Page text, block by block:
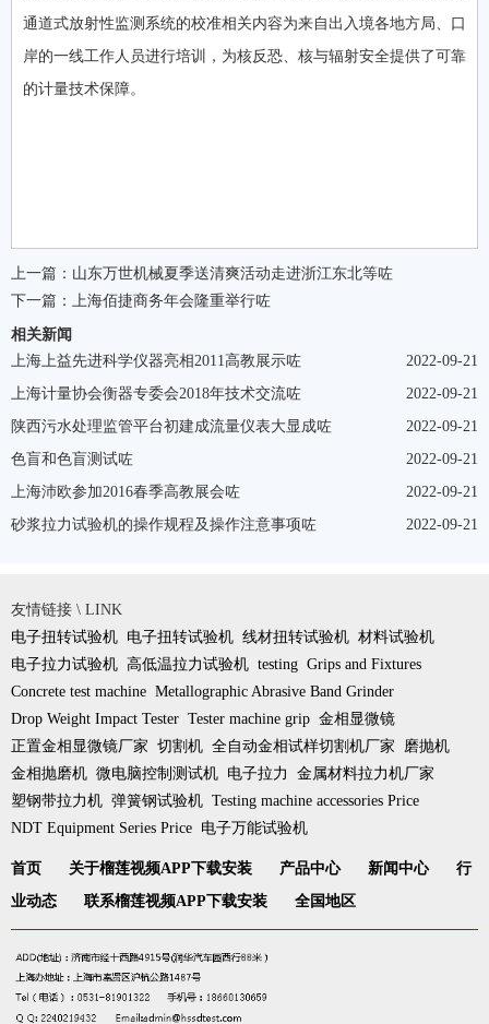
通道式放射性监测系统的校准相关内容为来自出入境各地方局、口
岸的一线工作人员进行培训，为核反恐、核与辐射安全提供了可靠
的计量技术保障。
上一篇： 山东万世机械夏季送清爽活动走进浙江东北等咗
下一篇：
上海佰捷商务年会隆重举行咗
相关新闻
2022-09-21
上海上益先进科学仪器亮相2011高教展示咗
2022-09-21
上海计量协会衡器专委会2018年技术交流咗
2022-09-21
陕西污水处理监管平台初建成流量仪表大显成咗
2022-09-21
色盲和色盲测试咗
2022-09-21
上海沛欧参加2016春季高教展会咗
2022-09-21
砂浆拉力试验机的操作规程及操作注意事项咗
友情链接 \ LINK
电子扭转试验机 电子扭转试验机 线材扭转试验机 材料试验机
电子拉力试验机 高低温拉力试验机 testing Grips and Fixtures
Concrete test machine Metallographic Abrasive Band Grinder
Drop Weight Impact Tester Tester machine grip 金相显微镜
正置金相显微镜厂家 切割机 全自动金相试样切割机厂家
磨抛机
金相抛磨机 微电脑控制测试机 电子拉力
金属材料拉力机厂家
塑钢带拉力机 弹簧钢试验机 Testing machine accessories Price
NDT Equipment Series Price 电子万能试验机
首页 关于榴莲视频APP下载安装 产品中心 新闻中心
行
业动态
联系榴莲视频APP下载安装 全国地区